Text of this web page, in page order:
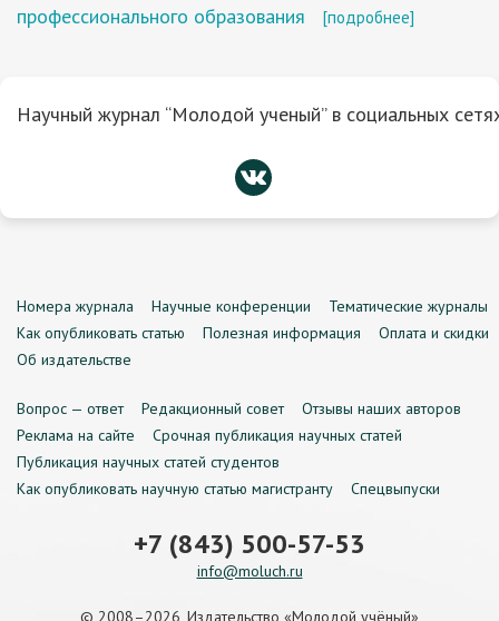
профессионального образования
[подробнее]
Научный журнал “Молодой ученый” в социальных
Номера журнала Научные конференции
Тематические журналы
Как опубликовать статью
Полезная информация
Оплата и скидки
Об издательстве
Вопрос — ответ Редакционный совет
Отзывы наших авторов
Реклама на сайте
Срочная публикация научных статей
Публикация научных статей студентов
Как опубликовать научную статью магистранту
Спецвыпуски
+7 (843) 500-57-53
info@moluch.ru
© 2008–2026, Издательство «Молодой учёный»